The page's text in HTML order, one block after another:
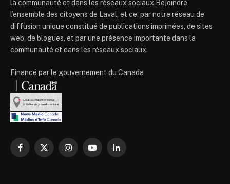
la communauté et dans les réseaux sociaux.Rejoindre
l’ensemble des citoyens de Laval, et ce, par notre réseau de
diffusion unique constitué de publications imprimées, de sites
web, de blogues, et par une présence importante dans la
communauté et dans les réseaux sociaux.
Financé par le gouvernement du Canada
Facebook
X
InstagramYouTubeLinkedIn